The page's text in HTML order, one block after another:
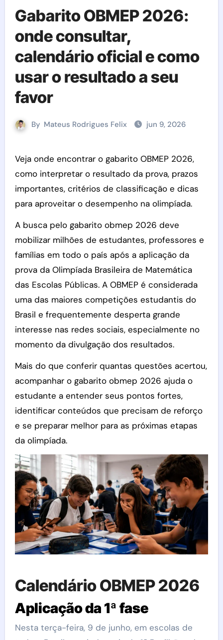
Gabarito OBMEP 2026:
onde consultar,
calendário oficial e como
usar o resultado a seu
favor
By Mateus Rodrigues Felix jun 9, 2026
Veja onde encontrar o gabarito OBMEP 2026,
como interpretar o resultado da prova, prazos
importantes, critérios de classificação e dicas
para aproveitar o desempenho na olimpíada.
A busca pelo gabarito obmep 2026 deve
mobilizar milhões de estudantes, professores e
famílias em todo o país após a aplicação da
prova da Olimpíada Brasileira de Matemática
das Escolas Públicas. A OBMEP é considerada
uma das maiores competições estudantis do
Brasil e frequentemente desperta grande
interesse nas redes sociais, especialmente no
momento da divulgação dos resultados.
Mais do que conferir quantas questões acertou,
acompanhar o gabarito obmep 2026 ajuda o
estudante a entender seus pontos fortes,
identificar conteúdos que precisam de reforço
e se preparar melhor para as próximas etapas
da olimpíada.
Calendário OBMEP 2026
Aplicação da 1ª fase
Nesta terça-feira, 9 de junho, em escolas de